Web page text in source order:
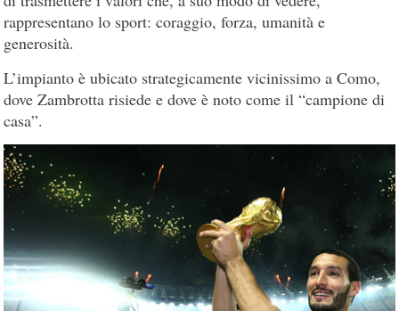
rappresentano lo sport: coraggio, forza, umanità e
generosità.
L’impianto è ubicato strategicamente vicinissimo a Como,
dove Zambrotta risiede e dove è noto come il “campione di
casa”.